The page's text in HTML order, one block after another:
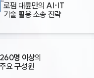
로펌 대륜만의 AI·IT
기술 활용 소송 전략
260명 이상의
주요 구성원